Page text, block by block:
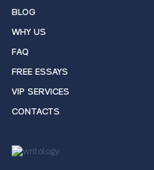
BLOG
WHY US
FAQ
FREE ESSAYS
VIP SERVICES
CONTACTS